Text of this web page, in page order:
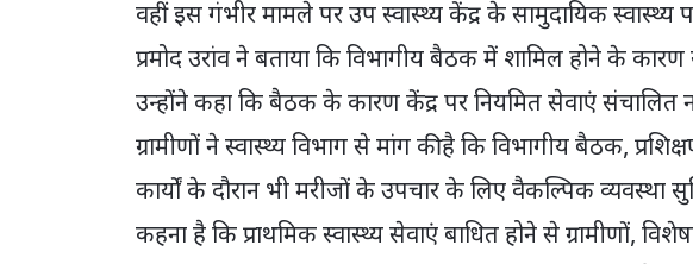
वहीं इस गंभीर मामले पर उप स्वास्थ्य केंद्र के सामुदायिक स्वास्थ्य
प्रमोद उरांव ने बताया कि विभागीय बैठक में शामिल होने के कारण
उन्होंने कहा कि बैठक के कारण केंद्र पर नियमित सेवाएं संचालित
ग्रामीणों ने स्वास्थ्य विभाग से मांग की है कि विभागीय बैठक,
कार्यों के दौरान भी मरीजों के उपचार के लिए वैकल्पिक व्यवस्था
कहना है कि प्राथमिक स्वास्थ्य सेवाएं बाधित होने से ग्रामीणों,